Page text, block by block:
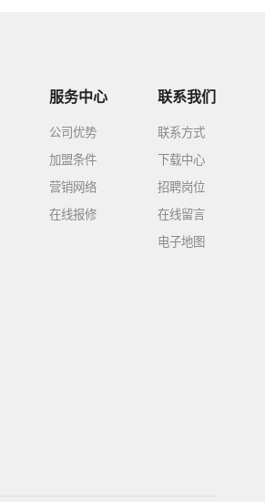
服务中心
公司优势
加盟条件
营销网络
在线报修
联系我们
联系方式
下载中心
招聘岗位
在线留言
电子地图